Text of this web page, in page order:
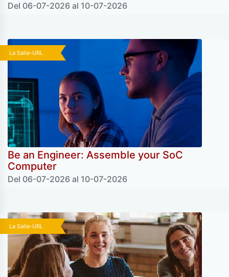
Del 06-07-2026 al 10-07-2026
La Salle-URL
Be an Engineer: Assemble your SoC
Computer
Del 06-07-2026 al 10-07-2026
La Salle-URL